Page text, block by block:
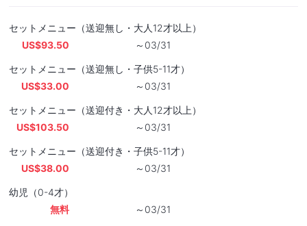
セットメニュー（送迎無し・大人12才以上）
US$93.50
～03/31
セットメニュー（送迎無し・子供5-11才）
US$33.00
～03/31
セットメニュー（送迎付き・大人12才以上）
US$103.50
～03/31
セットメニュー（送迎付き・子供5-11才）
US$38.00
～03/31
幼児（0-4才）
無料
～03/31